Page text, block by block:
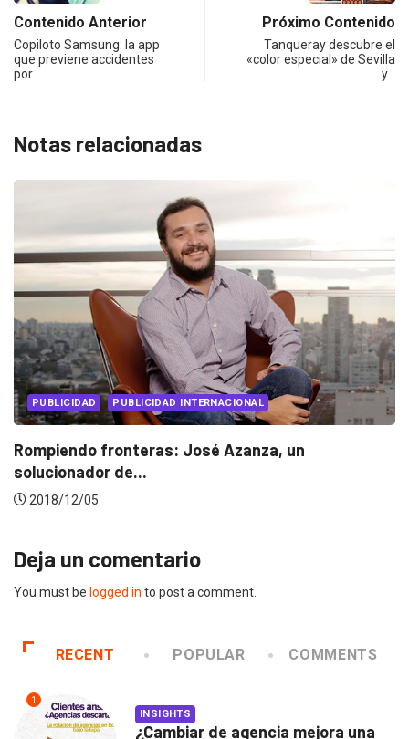
Contenido Anterior
Copiloto Samsung: la app
que previene accidentes
por…
Próximo Contenido
Tanqueray descubre el
«color especial» de Sevilla
y…
Notas relacionadas
PUBLICIDAD PUBLICIDAD INTERNACIONAL
Rompiendo fronteras: José Azanza, un
solucionador de...
2018/12/05
Deja un comentario
You must be logged in to post a comment.
RECENT POPULAR COMMENTS
1
INSIGHTS
¿Cambiar de agencia mejora una